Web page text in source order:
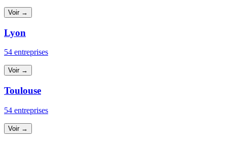
Voir →
Lyon
54 entreprises
Voir →
Toulouse
54 entreprises
Voir →